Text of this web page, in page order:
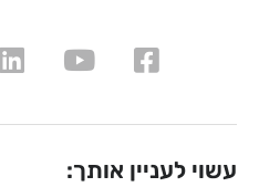
עשוי לעניין אותך: